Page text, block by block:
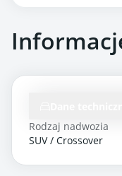
Rodzaj nadwozia
SUV / Crossover